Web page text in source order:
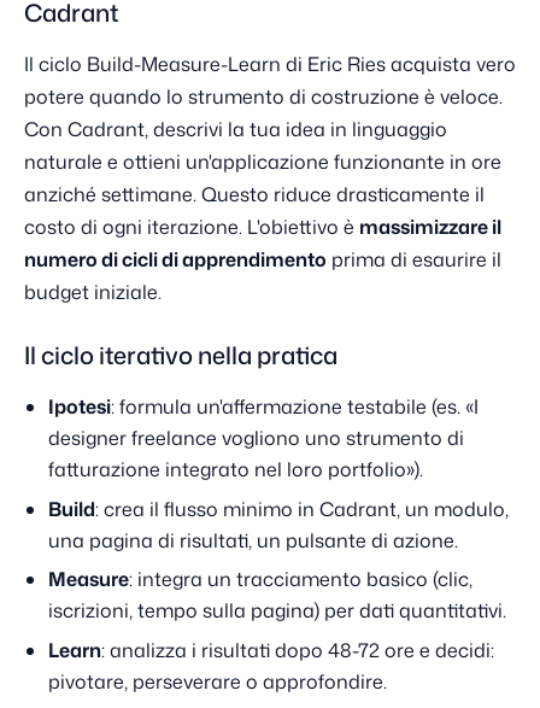
Cadrant
Il ciclo Build-Measure-Learn di Eric Ries acquista vero
potere quando lo strumento di costruzione è veloce.
Con Cadrant, descrivi la tua idea in linguaggio
naturale e ottieni un'applicazione funzionante in ore
anziché settimane. Questo riduce drasticamente il
costo di ogni iterazione. L'obiettivo è massimizzare il
numero di cicli di apprendimento prima di esaurire il
budget iniziale.
Il ciclo iterativo nella pratica
Ipotesi: formula un'affermazione testabile (es. «I
designer freelance vogliono uno strumento di
fatturazione integrato nel loro portfolio»).
Build: crea il flusso minimo in Cadrant, un modulo,
una pagina di risultati, un pulsante di azione.
Measure: integra un tracciamento basico (clic,
iscrizioni, tempo sulla pagina) per dati quantitativi.
Learn: analizza i risultati dopo 48-72 ore e decidi:
pivotare, perseverare o approfondire.